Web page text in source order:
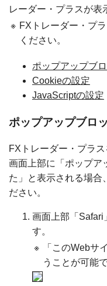
レーダー・プラスが表
※ FXトレーダー・プ
ください。
ポップアップブ
Cookieの設定
JavaScriptの設定
ポップアップブロ
FXトレーダー・プラ
画面上部に「ポップア
た」と表示される場合
ださい。
画面上部「Safari
す。
※
「このWebサ
うことが可能で